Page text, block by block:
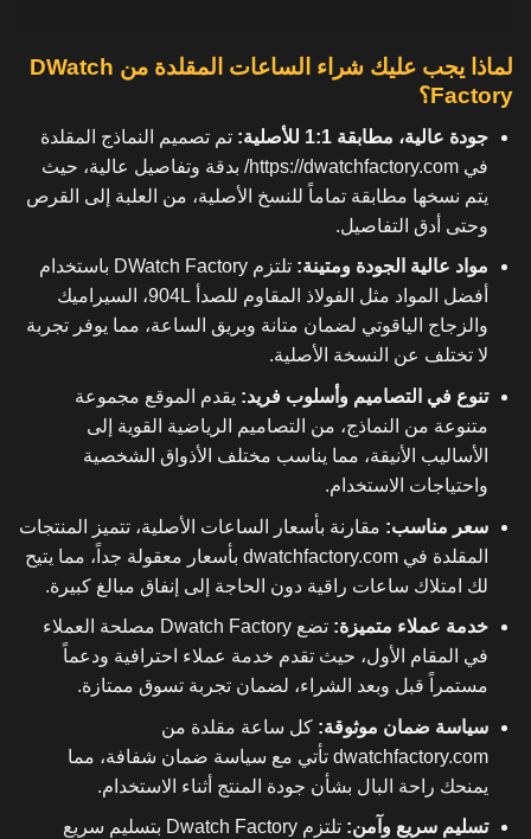
لماذا يجب عليك شراء الساعات المقلدة من DWatch
Factory؟
جودة عالية، مطابقة 1:1 للأصلية:
تم تصميم النماذج المقلدة
في https://dwatchfactory.com/ بدقة وتفاصيل عالية، حيث
يتم نسخها مطابقة تماماً للنسخ الأصلية، من العلبة إلى القرص
وحتى أدق التفاصيل.
مواد عالية الجودة ومتينة:
تلتزم DWatch Factory باستخدام
أفضل المواد مثل الفولاذ المقاوم للصدأ 904L، السيراميك
والزجاج الياقوتي لضمان متانة وبريق الساعة، مما يوفر تجربة
لا تختلف عن النسخة الأصلية.
تنوع في التصاميم وأسلوب فريد: يقدم الموقع مجموعة
متنوعة من النماذج، من التصاميم الرياضية القوية إلى
الأساليب الأنيقة، مما يناسب مختلف الأذواق الشخصية
واحتياجات الاستخدام.
سعر مناسب: مقارنة بأسعار الساعات الأصلية، تتميز المنتجات
المقلدة في dwatchfactory.com بأسعار معقولة جداً، مما يتيح
لك امتلاك ساعات راقية دون الحاجة إلى إنفاق مبالغ كبيرة.
خدمة عملاء متميزة:
تضع Dwatch Factory مصلحة العملاء
في المقام الأول، حيث تقدم خدمة عملاء احترافية ودعماً
مستمراً قبل وبعد الشراء، لضمان تجربة تسوق ممتازة.
سياسة ضمان موثوقة: كل ساعة مقلدة من
dwatchfactory.com تأتي مع سياسة ضمان شفافة، مما
يمنحك راحة البال بشأن جودة المنتج أثناء الاستخدام.
تسليم سريع وآمن:
تلتزم Dwatch Factory بتسليم سريع